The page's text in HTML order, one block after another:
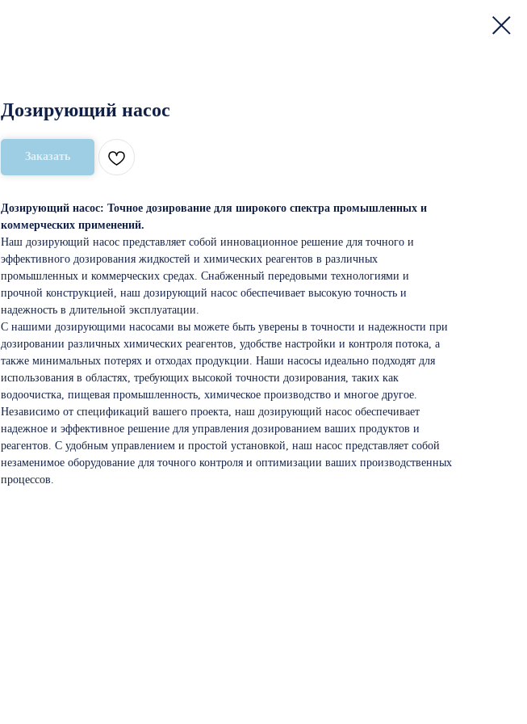
Дозирующий насос
Заказать
Дозирующий насос: Точное дозирование для широкого спектра промышленных и
коммерческих применений.
Наш дозирующий насос представляет собой инновационное решение для точного и
эффективного дозирования жидкостей и химических реагентов в различных
промышленных и коммерческих средах. Снабженный передовыми технологиями и
прочной конструкцией, наш дозирующий насос обеспечивает высокую точность и
надежность в длительной эксплуатации.
С нашими дозирующими насосами вы можете быть уверены в точности и надежности при
дозировании различных химических реагентов, удобстве настройки и контроля потока, а
также минимальных потерях и отходах продукции. Наши насосы идеально подходят для
использования в областях, требующих высокой точности дозирования, таких как
водоочистка, пищевая промышленность, химическое производство и многое другое.
Независимо от спецификаций вашего проекта, наш дозирующий насос обеспечивает
надежное и эффективное решение для управления дозированием ваших продуктов и
реагентов. С удобным управлением и простой установкой, наш насос представляет собой
незаменимое оборудование для точного контроля и оптимизации ваших производственных
процессов.